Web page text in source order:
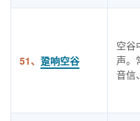
51、 跫响空谷
空谷
声。
音信